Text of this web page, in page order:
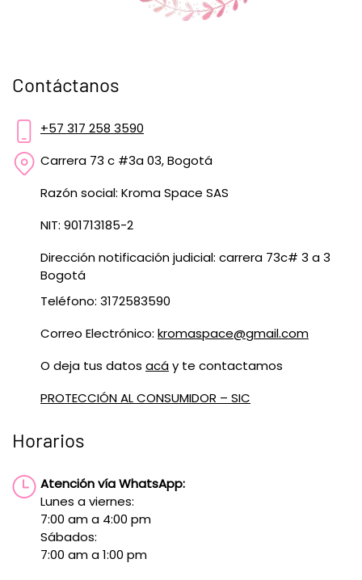
Contáctanos
+57 317 258 3590
Carrera 73 c #3a 03, Bogotá
Razón social: Kroma Space SAS
NIT: 901713185-2
Dirección notificación judicial: carrera 73c# 3 a 3
Bogotá
Teléfono: 3172583590
Correo Electrónico: kromaspace@gmail.com
O deja tus datos acáy te contactamos
PROTECCIÓN AL CONSUMIDOR – SIC
Horarios
Atención vía WhatsApp:
Lunes a viernes:
7:00 am a 4:00 pm
Sábados:
7:00 am a 1:00 pm